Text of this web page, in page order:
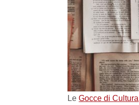
LeGocce di Cultura